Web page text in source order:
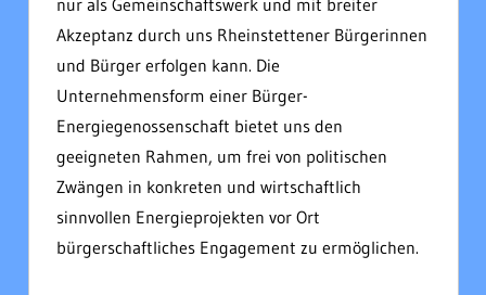
Akzeptanz durch uns Rheinstettener Bürgerinnen
und Bürger erfolgen kann. Die
Unternehmensform einer Bürger-
Energiegenossenschaft bietet uns den
geeigneten Rahmen, um frei von politischen
Zwängen in konkreten und wirtschaftlich
sinnvollen Energieprojekten vor Ort
bürgerschaftliches Engagement zu ermöglichen.